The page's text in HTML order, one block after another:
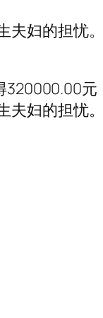
妇的担忧。
元
妇的担忧。